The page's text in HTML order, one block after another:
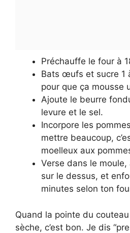
Préchauffe le four à
Bats œufs et sucre 1
pour que ça mousse
Ajoute le beurre
levure et le sel.
Incorpore les
mettre beaucoup,
moelleux aux
Verse dans le
sur le dessus, et
minutes selon ton
Quand la pointe du
sèche, c’est bon. Je dis